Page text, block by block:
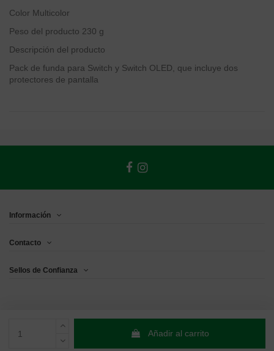
Añadir al carrito
Color ‎Multicolor
Peso del producto ‎230 g
Descripción del producto
Pack de funda para Switch y Switch OLED, que incluye dos
protectores de pantalla
Información
Contacto
Sellos de Confianza